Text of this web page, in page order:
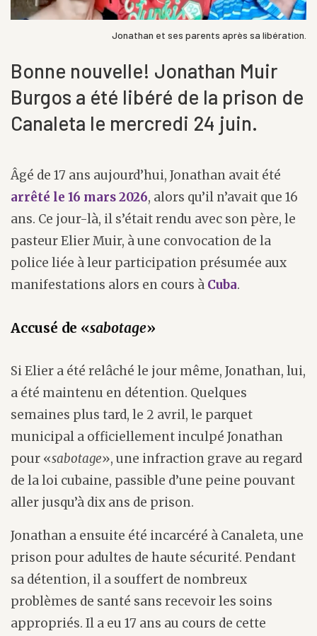
Jonathan et ses parents après sa libération.
Bonne nouvelle! Jonathan Muir
Burgos a été libéré de la prison de
Canaleta le mercredi 24 juin.
Âgé de 17 ans aujourd’hui, Jonathan avait été
arrêté le 16 mars 2026, alors qu’il n’avait que 16
ans. Ce jour-là, il s’était rendu avec son père, le
pasteur Elier Muir, à une convocation de la
police liée à leur participation présumée aux
manifestations alors en cours à Cuba.
Accusé de «sabotage»
Si Elier a été relâché le jour même, Jonathan, lui,
a été maintenu en détention. Quelques
semaines plus tard, le 2 avril, le parquet
municipal a officiellement inculpé Jonathan
pour «sabotage», une infraction grave au regard
de la loi cubaine, passible d’une peine pouvant
aller jusqu’à dix ans de prison.
Jonathan a ensuite été incarcéré à Canaleta, une
prison pour adultes de haute sécurité. Pendant
sa détention, il a souffert de nombreux
problèmes de santé sans recevoir les soins
appropriés. Il a eu 17 ans au cours de cette